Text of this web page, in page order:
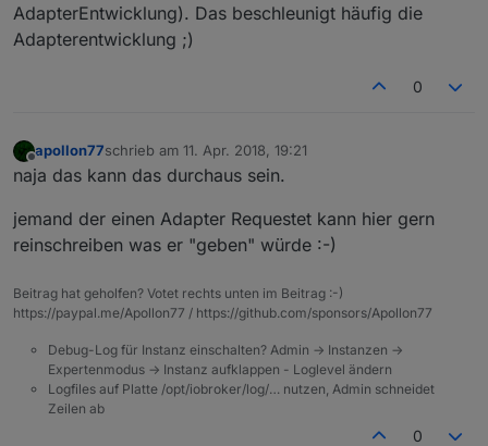
AdapterEntwicklung). Das beschleunigt häufig die
Adapterentwicklung ;)
0
Offline
apollon77schrieb am 11. Apr. 2018, 19:21
zuletzt editiert von
naja das kann das durchaus sein.
jemand der einen Adapter Requestet kann hier gern
reinschreiben was er "geben" würde :-)
Beitrag hat geholfen? Votet rechts unten im Beitrag :-)
https://paypal.me/Apollon77 / https://github.com/sponsors/Apollon77
Debug-Log für Instanz einschalten? Admin -> Instanzen ->
Expertenmodus -> Instanz aufklappen - Loglevel ändern
Logfiles auf Platte /opt/iobroker/log/… nutzen, Admin schneidet
Zeilen ab
0